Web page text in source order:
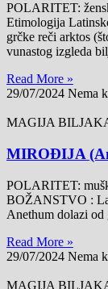
POLARITET:
Etimologija
grčke reči arktos
vunastog izgleda
Read More »
29/07/2024 Nema
MAGIJA
MIROĐIJA
POLARITET:
BOŽANSTVO :
Anethum dolazi od
Read More »
29/07/2024 Nema
MAGIJA